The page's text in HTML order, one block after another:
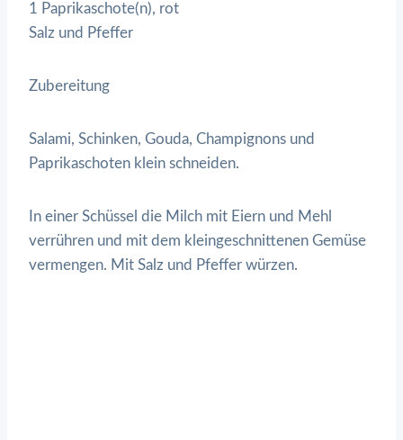
1 Paprikaschote(n), rot
Salz und Pfeffer
Zubereitung
Salami, Schinken, Gouda, Champignons und
Paprikaschoten klein schneiden.
In einer Schüssel die Milch mit Eiern und Mehl
verrühren und mit dem kleingeschnittenen Gemüse
vermengen. Mit Salz und Pfeffer würzen.